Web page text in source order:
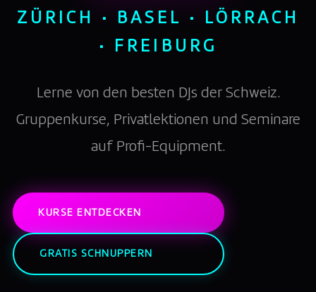
ZÜRICH · BASEL · LÖRRACH
· FREIBURG
Lerne von den besten DJs der Schweiz.
Gruppenkurse, Privatlektionen und Seminare
auf Profi-Equipment.
KURSE ENTDECKEN
GRATIS SCHNUPPERN